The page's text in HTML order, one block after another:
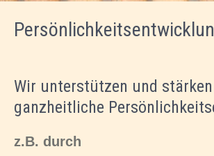
Wir unterstützen und stärken
ganzheitliche
z.B. durch